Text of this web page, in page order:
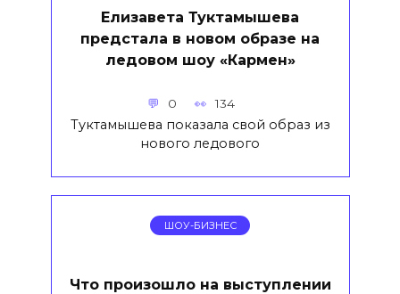
Елизавета Туктамышева
предстала в новом образе на
ледовом шоу «Кармен»
0 134
Туктамышева показала свой образ из
нового ледового
ШОУ-БИЗНЕС
Что произошло на выступлении